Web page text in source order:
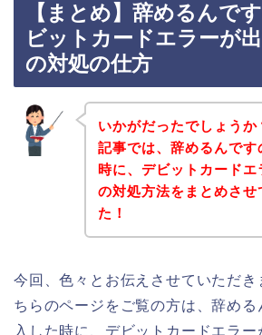
【まとめ】辞めるんで
ビットカードエラーが
の対処の仕方
いかがだったでしょう
記事では、辞めるんです
時に、デビットカード
の対処方法をまとめさせ
た！
今回、色々とお伝えさせていただき
ちらのページをご覧の方は、辞め
入した時に、デビットカードエラー